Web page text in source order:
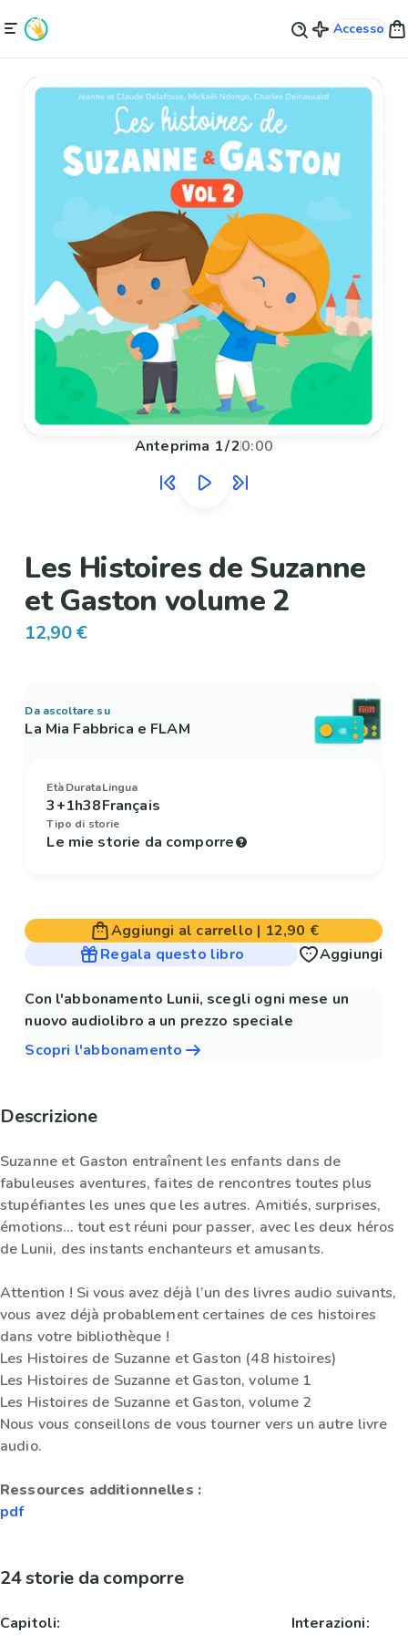
Accesso
Anteprima 1/20:00
Les Histoires de Suzanne
et Gaston volume 2
12,90 €
Da ascoltare su
La Mia Fabbrica e FLAM
Età
3+
Durata
1h38
Lingua
Français
Tipo di storie
Le mie storie da comporre
Aggiungi al carrello | 12,90 €
Regala questo libro
Aggiungi
Con l'abbonamento Lunii, scegli ogni mese un
nuovo audiolibro a un prezzo speciale
Scopri l'abbonamento
Descrizione
Suzanne et Gaston entraînent les enfants dans de
fabuleuses aventures, faites de rencontres toutes plus
stupéfiantes les unes que les autres. Amitiés, surprises,
émotions… tout est réuni pour passer, avec les deux héros
de Lunii, des instants enchanteurs et amusants.
Attention ! Si vous avez déjà l’un des livres audio suivants,
vous avez déjà probablement certaines de ces histoires
dans votre bibliothèque !
Les Histoires de Suzanne et Gaston (48 histoires)
Les Histoires de Suzanne et Gaston, volume 1
Les Histoires de Suzanne et Gaston, volume 2
Nous vous conseillons de vous tourner vers un autre livre
audio.
Ressources additionnelles :
pdf
24 storie da comporre
Capitoli: Interazioni: